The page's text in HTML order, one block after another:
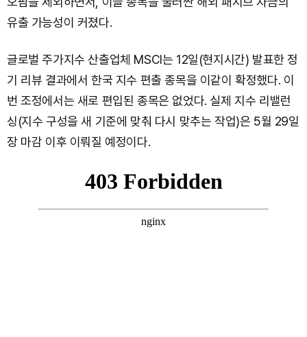
유출 가능성이 커졌다.
글로벌 주가지수 산출업체 MSCI는 12일(현지시간) 발표한 정
기 리뷰 결과에서 한국 지수 편출 종목을 이같이 확정했다. 이
번 조정에서는 새로 편입된 종목은 없었다. 실제 지수 리밸런
싱(지수 구성을 새 기준에 맞춰 다시 맞추는 작업)은 5월 29일
장 마감 이후 이뤄질 예정이다.